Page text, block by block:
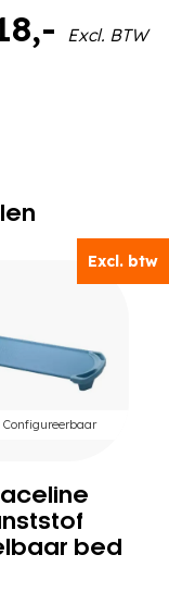
Excl. btw
,- Excl. BTW
Configureerbaar
bed